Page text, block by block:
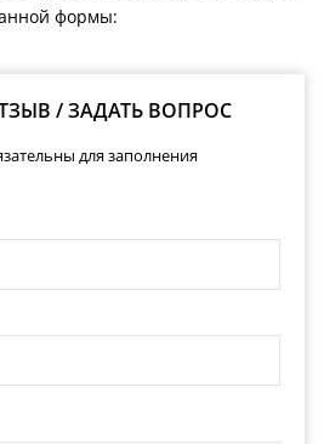
формы:
/ ЗАДАТЬ ВОПРОС
для заполнения